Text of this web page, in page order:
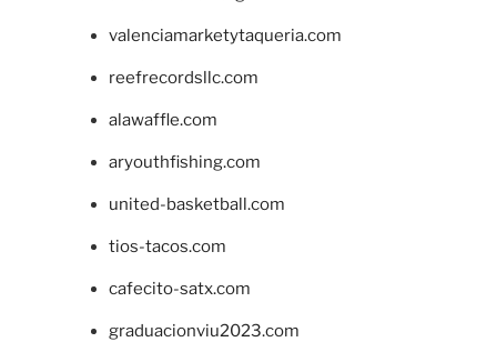
valenciamarketytaqueria.com
reefrecordsllc.com
alawaffle.com
aryouthfishing.com
united-basketball.com
tios-tacos.com
cafecito-satx.com
graduacionviu2023.com